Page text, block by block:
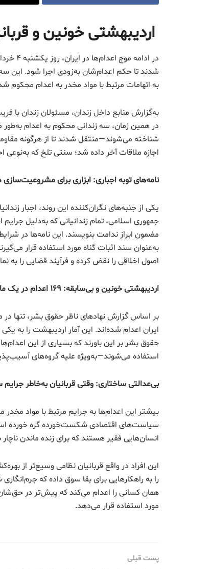
اردیبهشتی خونین و
به اتهامات مرتبط با مواد مخدر به اعدام محکوم
به‌گزارش منابع داخل زندان، مسئولان زندان با
در همین زمان، سه زندانی محکوم به اعدام
شناخته می‌شوند—منتقل شدند تا از هرگونه
اجازه ملاقات آخر داده شد؛ سنتی تلخ که به‌نوعی
نامه‌های توبه اجباری: ابزاری برای
یکی از جنبه‌های نگران‌کننده این روند، اجبار
جمهوری اسلامی، تمام زندانیانی که به‌دلیل
مضمون ابراز ندامت بنویسند. این نامه‌ها در
به‌عنوان سند اثبات گناه مورد استفاده قرار
اصول اخلاقی را نقض کرده و فرآیند قضایی را
اردیبهشتی خونین و بی‌سابقه: ۱۶۹ اعدام در یک
ایران اعدام شده‌اند. این آمار اردیبهشت را به
حقوق بشر بر این باورند که بسیاری از این
استفاده می‌شوند—به‌ویژه علیه گروه‌های
بی‌عدالتی ساختاری: وقتی قربانیان به‌خاطر
بیشتر این اعدام‌ها به جرایم مرتبط با مواد
سیاست‌های اقتصادی شکست‌خورده گره خورده است.
انسان‌هایی فقیر هستند که برای زنده ماندن
این افراد در واقع قربانیان نظامی وسیع‌تر از
را به راهکارهایی برای بقا سوق داده که
همان کسانی را اعدام می‌کند که پیش‌تر در حق‌شان
مورد استفاده قرار می‌دهد.
پست قبلی